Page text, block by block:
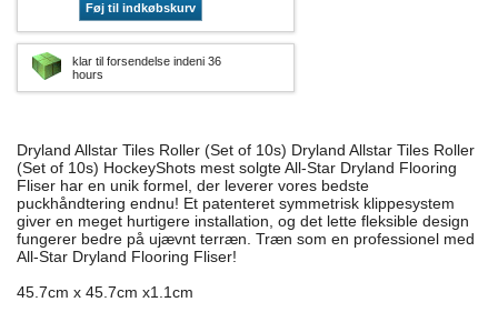
Føj til indkøbskurv
klar til forsendelse indeni 36
hours
Dryland Allstar Tiles Roller (Set of 10s) Dryland Allstar Tiles Roller
(Set of 10s) HockeyShots mest solgte All-Star Dryland Flooring
Fliser har en unik formel, der leverer vores bedste
puckhåndtering endnu! Et patenteret symmetrisk klippesystem
giver en meget hurtigere installation, og det lette fleksible design
fungerer bedre på ujævnt terræn. Træn som en professionel med
All-Star Dryland Flooring Fliser!
45.7cm x 45.7cm x1.1cm